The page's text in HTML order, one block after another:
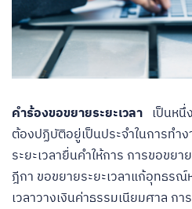
คำร้องขอขยายระยะเวลา เป็นหนึ่
ต้องปฏิบัติอยู่เป็นประจำในการทำง
ระยะเวลายื่นคําให้การ การขอขย
ฎีกา ขอขยายระยะเวลาแก้อุทธร
เวลาวางเงินค่าธรรมเนียมศาล กา